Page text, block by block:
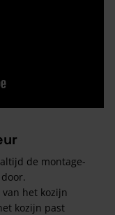
de montage-
het kozijn
kozijn past